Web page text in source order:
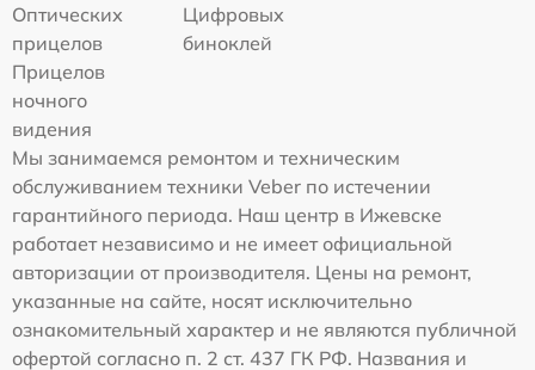
Оптических
прицелов
Цифровых
биноклей
Прицелов
ночного
видения
Мы занимаемся ремонтом и техническим
обслуживанием техники Veber по истечении
гарантийного периода. Наш центр в Ижевске
работает независимо и не имеет официальной
авторизации от производителя. Цены на ремонт,
указанные на сайте, носят исключительно
ознакомительный характер и не являются публичной
офертой согласно п. 2 ст. 437 ГК РФ. Названия и